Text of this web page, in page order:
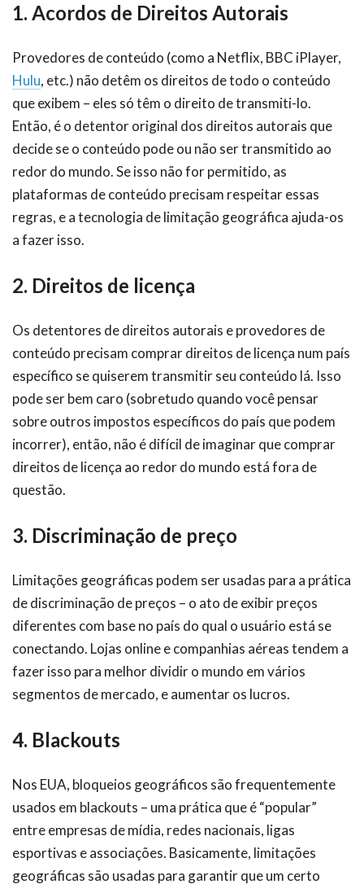
1. Acordos de Direitos Autorais
Provedores de conteúdo (como a Netflix, BBC iPlayer,
Hulu, etc.) não detêm os direitos de todo o conteúdo
que exibem – eles só têm o direito de transmiti-lo.
Então, é o detentor original dos direitos autorais que
decide se o conteúdo pode ou não ser transmitido ao
redor do mundo. Se isso não for permitido, as
plataformas de conteúdo precisam respeitar essas
regras, e a tecnologia de limitação geográfica ajuda-os
a fazer isso.
2. Direitos de licença
Os detentores de direitos autorais e provedores de
conteúdo precisam comprar direitos de licença num país
específico se quiserem transmitir seu conteúdo lá. Isso
pode ser bem caro (sobretudo quando você pensar
sobre outros impostos específicos do país que podem
incorrer), então, não é difícil de imaginar que comprar
direitos de licença ao redor do mundo está fora de
questão.
3. Discriminação de preço
Limitações geográficas podem ser usadas para a prática
de discriminação de preços – o ato de exibir preços
diferentes com base no país do qual o usuário está se
conectando. Lojas online e companhias aéreas tendem a
fazer isso para melhor dividir o mundo em vários
segmentos de mercado, e aumentar os lucros.
4. Blackouts
Nos EUA, bloqueios geográficos são frequentemente
usados em blackouts – uma prática que é “popular”
entre empresas de mídia, redes nacionais, ligas
esportivas e associações. Basicamente, limitações
geográficas são usadas para garantir que um certo